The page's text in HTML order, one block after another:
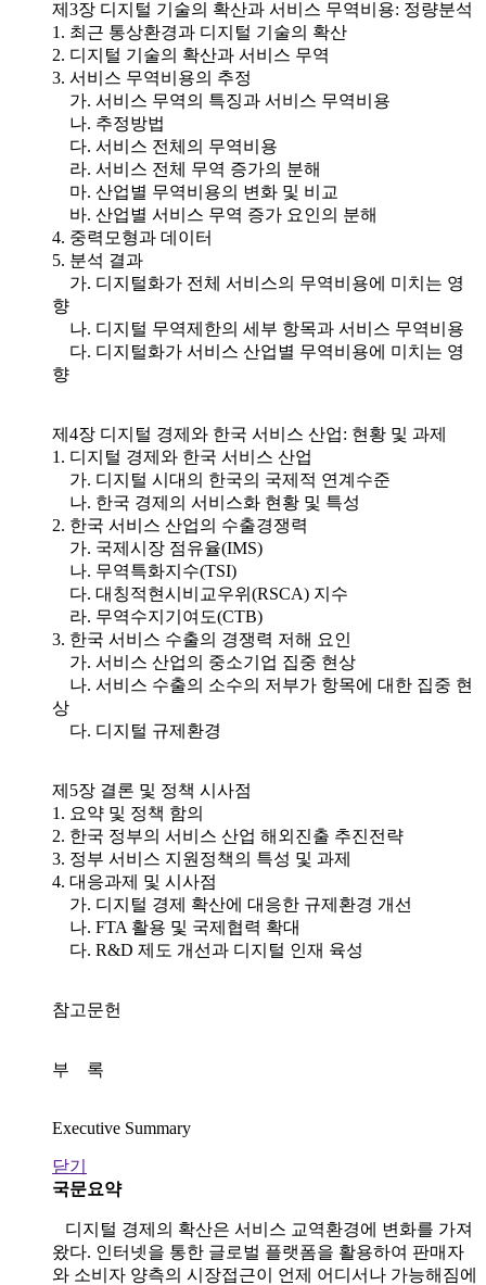
제3장 디지털 기술의 확산과 서비스 무역비용: 정량분석
1. 최근 통상환경과 디지털 기술의 확산
2. 디지털 기술의 확산과 서비스 무역
3. 서비스 무역비용의 추정
가. 서비스 무역의 특징과 서비스 무역비용
나. 추정방법
다. 서비스 전체의 무역비용
라. 서비스 전체 무역 증가의 분해
마. 산업별 무역비용의 변화 및 비교
바. 산업별 서비스 무역 증가 요인의 분해
4. 중력모형과 데이터
5. 분석 결과
가. 디지털화가 전체 서비스의 무역비용에 미치는 영
향
나. 디지털 무역제한의 세부 항목과 서비스 무역비용
다. 디지털화가 서비스 산업별 무역비용에 미치는 영
향
제4장 디지털 경제와 한국 서비스 산업: 현황 및 과제
1. 디지털 경제와 한국 서비스 산업
가. 디지털 시대의 한국의 국제적 연계수준
나. 한국 경제의 서비스화 현황 및 특성
2. 한국 서비스 산업의 수출경쟁력
가. 국제시장 점유율(IMS)
나. 무역특화지수(TSI)
다. 대칭적현시비교우위(RSCA) 지수
라. 무역수지기여도(CTB)
3. 한국 서비스 수출의 경쟁력 저해 요인
가. 서비스 산업의 중소기업 집중 현상
나. 서비스 수출의 소수의 저부가 항목에 대한 집중 현
상
다. 디지털 규제환경
제5장 결론 및 정책 시사점
1. 요약 및 정책 함의
2. 한국 정부의 서비스 산업 해외진출 추진전략
3. 정부 서비스 지원정책의 특성 및 과제
4. 대응과제 및 시사점
가. 디지털 경제 확산에 대응한 규제환경 개선
나. FTA 활용 및 국제협력 확대
다. R&D 제도 개선과 디지털 인재 육성
참고문헌
부 록
Executive Summary
닫기
국문요약
디지털 경제의 확산은 서비스 교역환경에 변화를 가져
왔다. 인터넷을 통한 글로벌 플랫폼을 활용하여 판매자
와 소비자 양측의 시장접근이 언제 어디서나 가능해짐에